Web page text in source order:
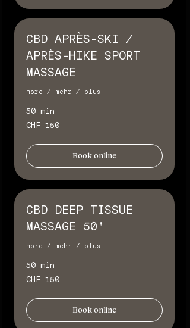
CBD APRÈS-SKI /
APRÈS-HIKE SPORT
MASSAGE
more / mehr / plus
50 min
150
Schweizer
CHF 150
Book online
CBD DEEP TISSUE
MASSAGE 50'
more / mehr / plus
50 min
150
Schweizer
CHF 150
Book online